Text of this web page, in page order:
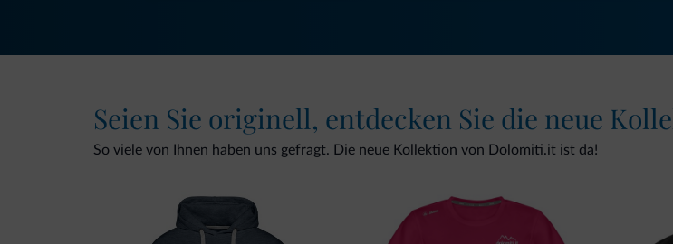
Seien Sie originell, entdecken Sie die neue
So viele von Ihnen haben uns gefragt. Die neue Kollektion von Dolomiti.it ist da!